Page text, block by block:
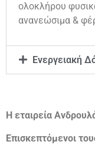
ολοκλήρου
ανανεώσιμα &
Ενεργειακή
Η εταιρεία
Επισκεπτόμενοι